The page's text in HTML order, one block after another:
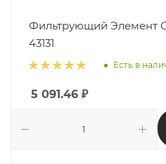
Фильтрующий Элемент
43131
Есть в
5 091.46 ₽